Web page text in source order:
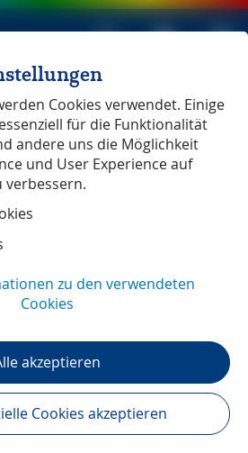
unabhängig seit 1979
Cookies verwendet. Einige
für die Funktionalität
andere uns die Möglichkeit
und User Experience auf
verbessern.
zu den verwendeten
Cookies
akzeptieren
Cookies akzeptieren